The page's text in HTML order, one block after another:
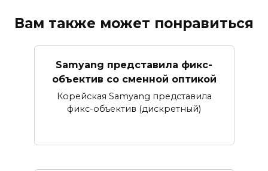
Вам также может понравиться
Samyang представила фикс-
объектив со сменной оптикой
Корейская Samyang представила
фикс-объектив (дискретный)